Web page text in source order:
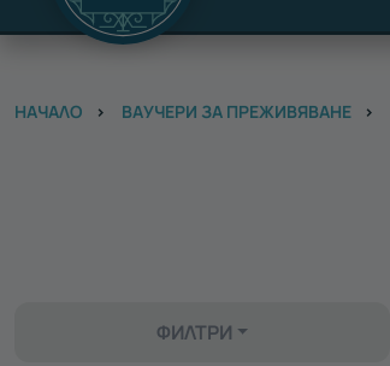
НАЧАЛО ВАУЧЕРИ ЗА ПРЕЖИВЯВАНЕ
ФИЛТРИ